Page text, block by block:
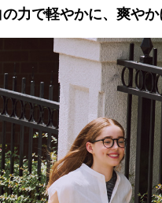
力で軽やかに、爽やか